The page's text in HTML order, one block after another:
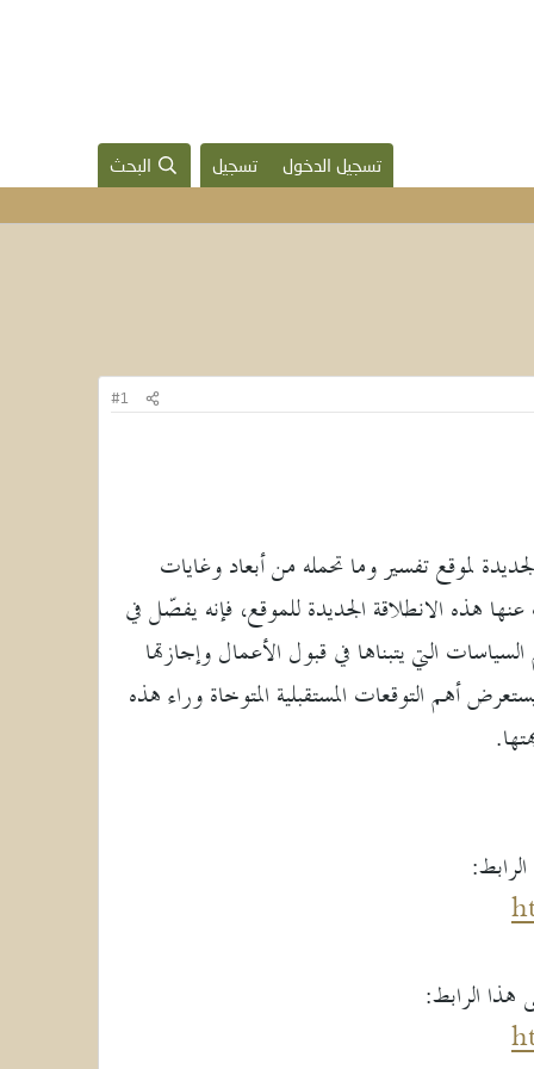
تسجيل الدخول تسجيل البحث
#1
لموقع تفسير وما تحمله من أبعاد وغايات
هذه الانطلاقة الجديدة للموقع، فإنه يفصّل في
التي يتبناها في قبول الأعمال وإجازتها
أهم التوقعات المستقبلية المتوخاة وراء هذه
هذا الرابط: